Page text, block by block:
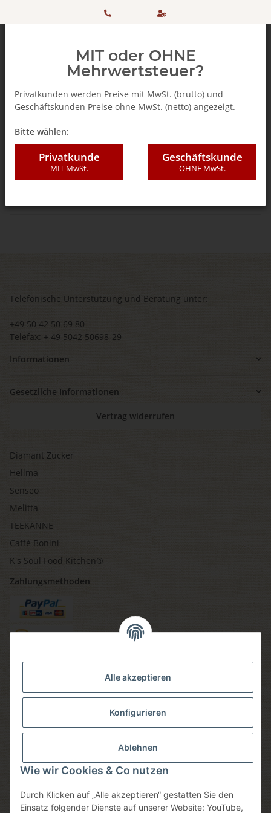
Alle akzeptieren
Konfigurieren
Ablehnen
Wie wir Cookies & Co nutzen
Durch Klicken auf „Alle akzeptieren“ gestatten Sie den
Einsatz folgender Dienste auf unserer Website: YouTube,
+ 49
506 98
einkaufen
SSL
SALIVA / SPEICHEL
Telefonische Unterstützung und Beratung unter:
+49 50 42 50 69 80
Telefax: + 49 5042 50698-29
Informationen
Gesetzliche Informationen
Vertrag widerrufen
Diamant Zucker
Hellma
Senseo
Melitta
TEEKANNE
Caffè Bonini
K's Soul Food Kitchen®
Zahlungsmethoden
Versandmethoden
Sicheres einkaufen
MIT oder OHNE
Mehrwertsteuer?
Privatkunden werden Preise mit MwSt. (brutto) und
Geschäftskunden Preise ohne MwSt. (netto) angezeigt.
Bitte wählen:
Privatkunde
MIT MwSt.
Geschäftskunde
OHNE MwSt.